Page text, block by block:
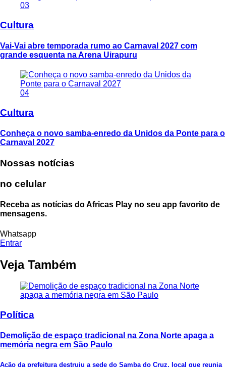
03
Cultura
Vai-Vai abre temporada rumo ao Carnaval 2027 com
grande esquenta na Arena Uirapuru
04
Cultura
Conheça o novo samba-enredo da Unidos da Ponte para o
Carnaval 2027
Nossas notícias
no celular
Receba as notícias do Africas Play no seu app favorito de
mensagens.
Whatsapp
Entrar
Veja Também
Política
Demolição de espaço tradicional na Zona Norte apaga a
memória negra em São Paulo
Ação da prefeitura destruiu a sede do Samba do Cruz, local que reunia